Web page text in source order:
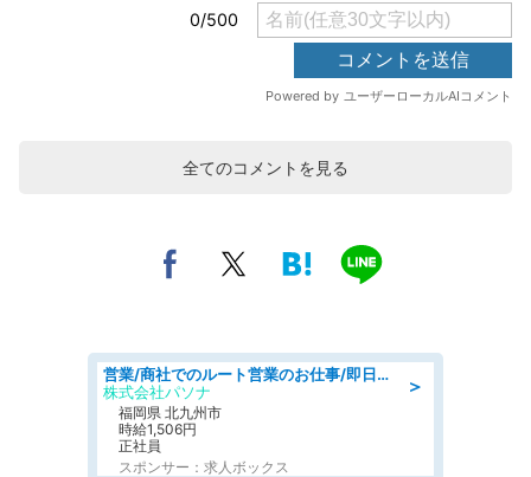
全てのコメントを見る
＞
営業/商社でのルート営業のお仕事/即日勤務可/車通勤可/営業
株式会社パソナ
福岡県 北九州市
時給1,506円
正社員
スポンサー：求人ボックス